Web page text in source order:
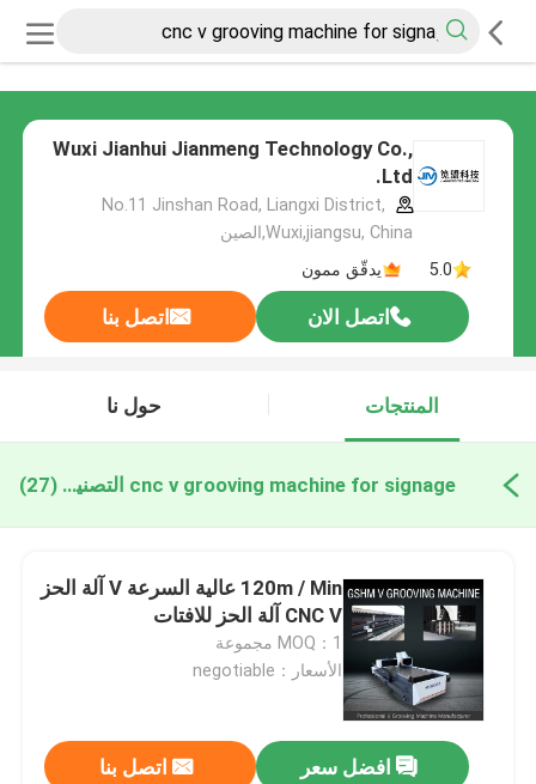
Wuxi Jianhui Jianmeng Technology Co.,
Ltd.
No.11 Jinshan Road, Liangxi District,
Wuxi,jiangsu, China,الصين
5.0
يدقّق ممون
اتصل الان اتصل بنا
المنتجات حول نا
cnc v grooving machine for signage التصنيع عبر الإنترنت (27)
120m / Min عالية السرعة V آلة الحز
CNC V آلة الحز للافتات
MOQ：1 مجموعة
الأسعار：negotiable
افضل سعر اتصل بنا